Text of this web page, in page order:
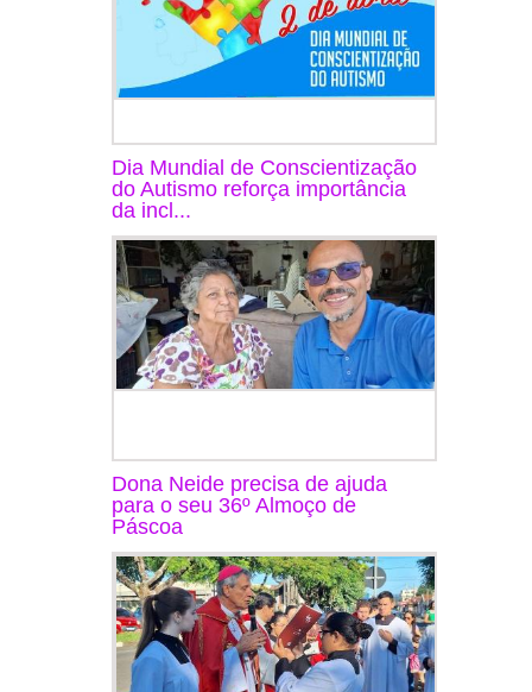
Dia Mundial de Conscientização
do Autismo reforça importância
da incl...
Dona Neide precisa de ajuda
para o seu 36º Almoço de
Páscoa